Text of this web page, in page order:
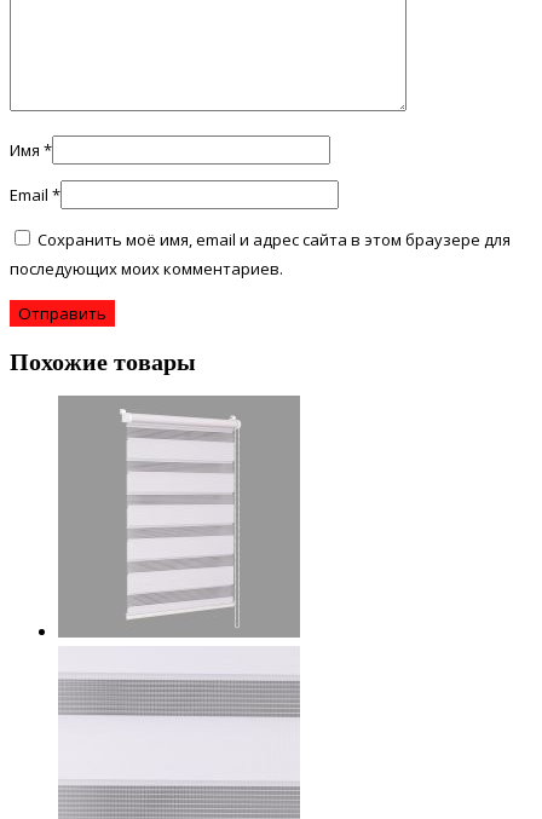
Имя *
Email *
Сохранить моё имя, email и адрес сайта в этом браузере для
последующих моих комментариев.
Похожие товары